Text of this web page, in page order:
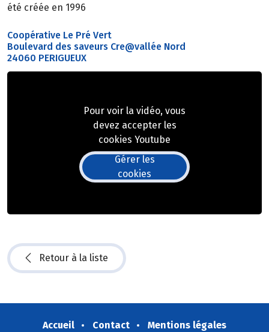
été créée en 1996
Coopérative Le Pré Vert
Boulevard des saveurs Cre@vallée Nord
24060 PERIGUEUX
Pour voir la vidéo, vous
devez accepter les
cookies Youtube
Gérer les
cookies
Retour à la liste
Accueil Contact
Mentions légales